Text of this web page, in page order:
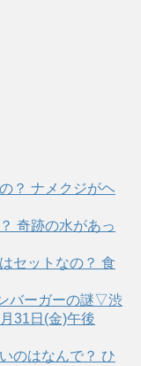
？ ナメクジがヘ
奇跡の水があっ
セットなの？ 食
バーガーの謎▽渋
31日(金)午後
のはなんで？ ひ